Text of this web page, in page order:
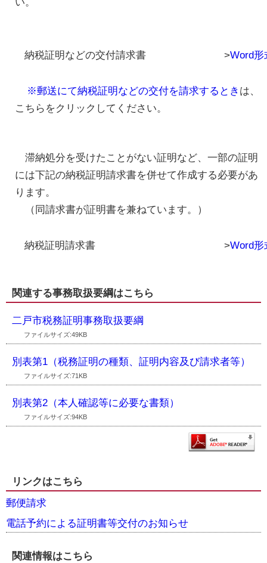
納税証明などの交付請求書 >Word形
※郵送にて納税証明などの交付を請求するとき は、
こちらをクリックしてください。
滞納処分を受けたことがない証明など、一部の証明
には下記の納税証明請求書を併せて作成する必要があ
ります。
（同請求書が証明書を兼ねています。）
納税証明請求書 >Word形
関連する事務取扱要綱はこちら
二戸市税務証明事務取扱要綱
ファイルサイズ:49KB
別表第1（税務証明の種類、証明内容及び請求者等）
ファイルサイズ:71KB
別表第2（本人確認等に必要な書類）
ファイルサイズ:94KB
リンクはこちら
郵便請求
電話予約による証明書等交付のお知らせ
関連情報はこちら